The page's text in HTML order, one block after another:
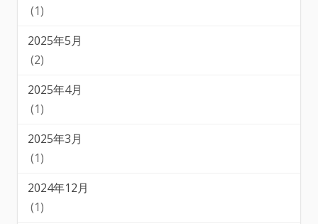
(1)
2025年5月
(2)
2025年4月
(1)
2025年3月
(1)
2024年12月
(1)